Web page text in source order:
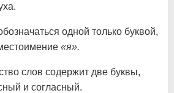
одной только буквой,
«я».
слов содержит две буквы,
и согласный.